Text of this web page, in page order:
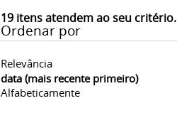
19itens atendem ao seu critério.
Ordenar por
Relevância
data (mais recente primeiro)
Alfabeticamente